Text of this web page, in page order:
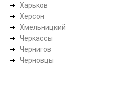
Харьков
Херсон
Хмельницкий
Черкассы
Чернигов
Черновцы